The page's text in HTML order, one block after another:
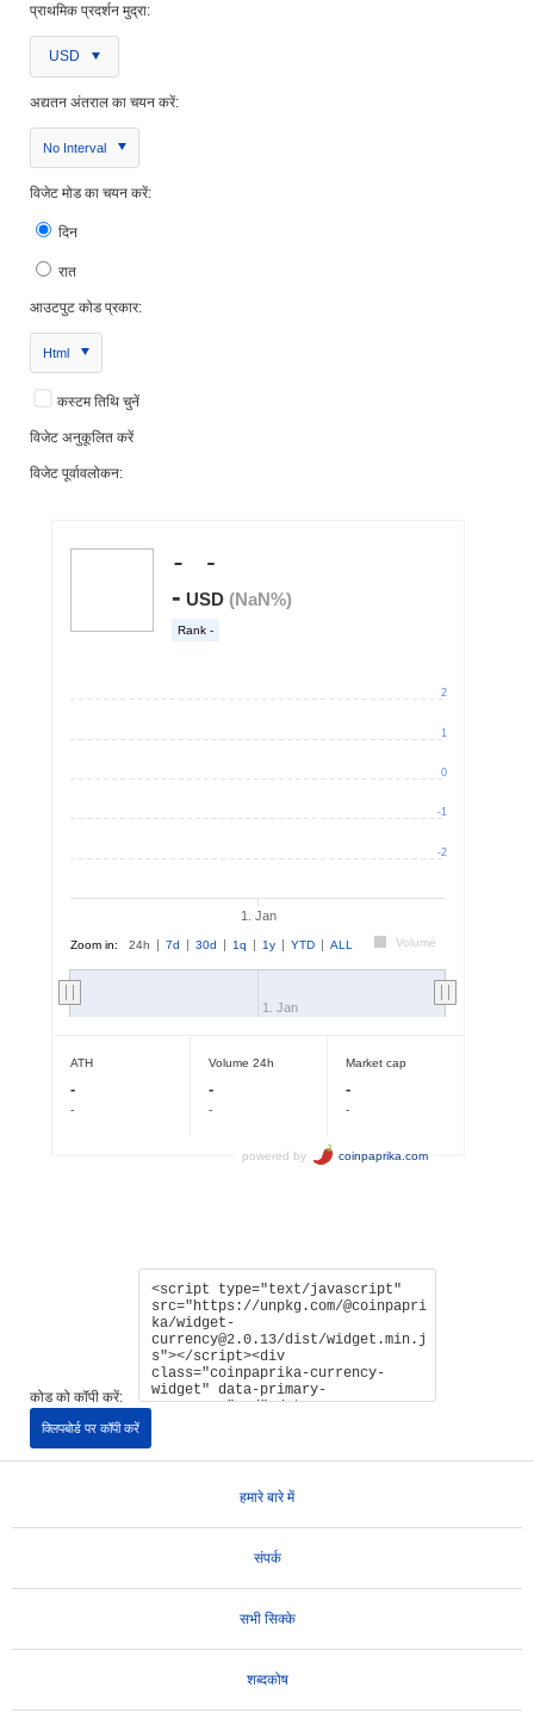
प्राथमिक प्रदर्शन मुद्रा:
USD
अद्यतन अंतराल का चयन करें:
No Interval
विजेट मोड का चयन करें:
दिन
रात
आउटपुट कोड प्रकार:
Html
कस्टम तिथि चुनें
विजेट अनुकूलित करें
विजेट पूर्वावलोकन:
कोड को कॉपी करें:
क्लिपबोर्ड पर कॉपी करें
हमारे बारे में
संपर्क
सभी सिक्के
शब्दकोष